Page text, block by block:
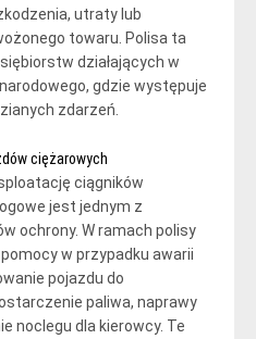
utraty lub
towaru. Polisa ta
działających w
gdzie występuje
zdarzeń.
ciężarowych
ciągników
jest jednym z
ochrony. W ramach polisy
w przypadku awarii
pojazdu do
paliwa, naprawy
noclegu dla kierowcy. Te